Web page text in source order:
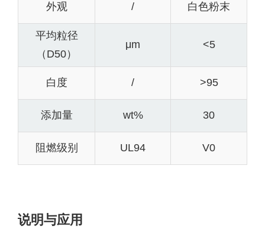
外观 / 白色粉末
平均粒径
（D50）
μm <5
白度 / >95
添加量 wt% 30
阻燃级别 UL94 V0
说明与应用